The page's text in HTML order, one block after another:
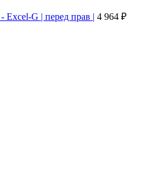
Excel-G | перед прав | 4 964 ₽